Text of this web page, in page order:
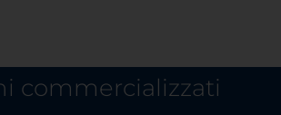
commercializzati